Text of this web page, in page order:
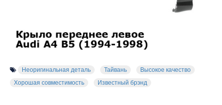
Неоригинальная деталь Тайвань
Высокое качество
Хорошая совместимость
Известный брэнд